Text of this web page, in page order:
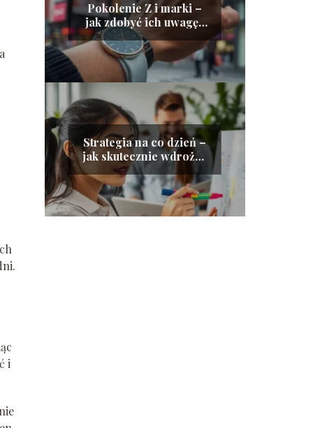
i
Pokolenie Z i marki –
jak zdobyć ich uwagę i
lojalność?
Strategia na co dzień –
jak skutecznie wdrożyć
wizję firmy